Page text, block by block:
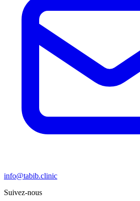
info@tabib.clinic
Suivez-nous